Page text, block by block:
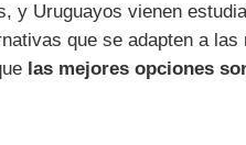
y Uruguayos vienen
que se adapten a
las mejores opciones